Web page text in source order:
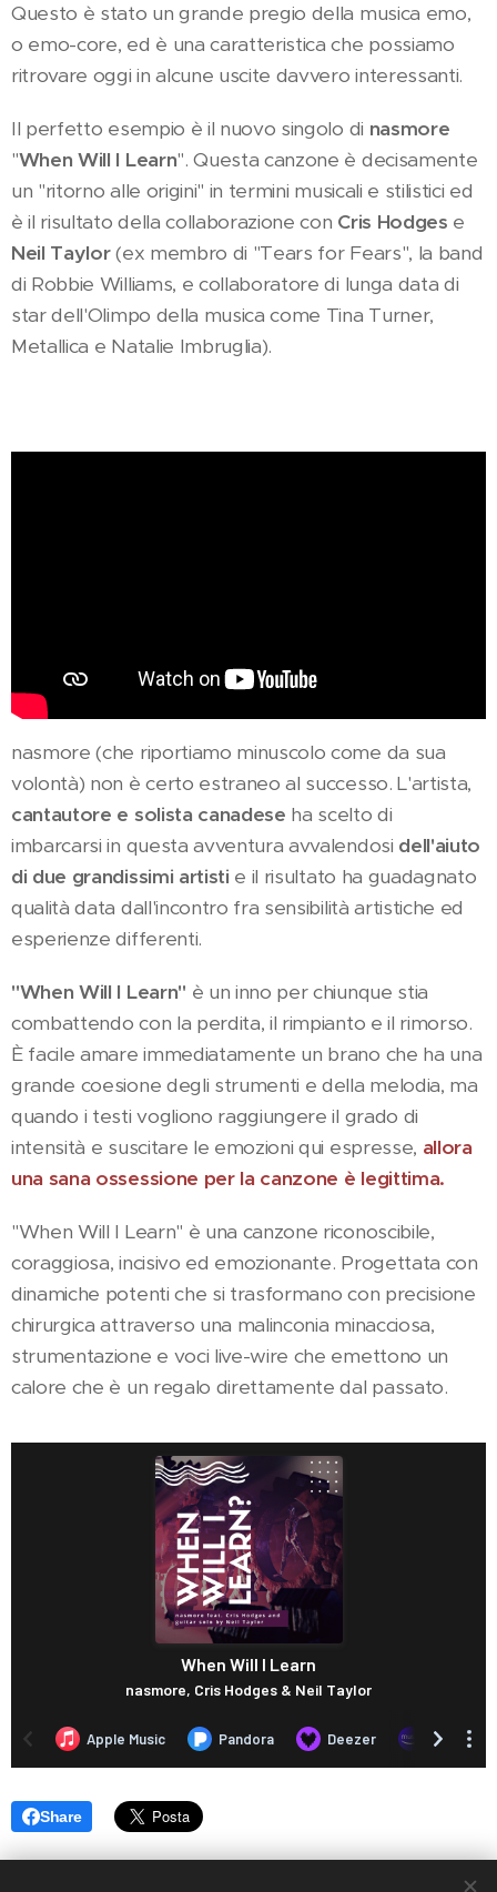
Questo è stato un grande pregio della musica emo,
o emo-core, ed è una caratteristica che possiamo
ritrovare oggi in alcune uscite davvero interessanti.
Il perfetto esempio è il nuovo singolo di nasmore
"When Will I Learn". Questa canzone è decisamente
un "ritorno alle origini" in termini musicali e stilistici ed
è il risultato della collaborazione con Cris Hodges e
Neil Taylor(ex membro di "Tears for Fears", la band
di Robbie Williams, e collaboratore di lunga data di
star dell'Olimpo della musica come Tina Turner,
Metallica e Natalie Imbruglia).
nasmore (che riportiamo minuscolo come da sua
volontà) non è certo estraneo al successo. L'artista,
cantautore e solista canadese ha scelto di
imbarcarsi in questa avventura avvalendosi dell'aiuto
di due grandissimi artisti e il risultato ha guadagnato
qualità data dall'incontro fra sensibilità artistiche ed
esperienze differenti.
"When Will I Learn" è un inno per chiunque stia
combattendo con la perdita, il rimpianto e il rimorso.
È facile amare immediatamente un brano che ha una
grande coesione degli strumenti e della melodia, ma
quando i testi vogliono raggiungere il grado di
intensità e suscitare le emozioni qui espresse, allora
una sana ossessione per la canzone è legittima.
"When Will I Learn" è una canzone riconoscibile,
coraggiosa, incisivo ed emozionante. Progettata con
dinamiche potenti che si trasformano con precisione
chirurgica attraverso una malinconia minacciosa,
strumentazione e voci live-wire che emettono un
calore che è un regalo direttamente dal passato.
Share